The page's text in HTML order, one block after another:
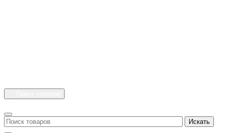
Искать